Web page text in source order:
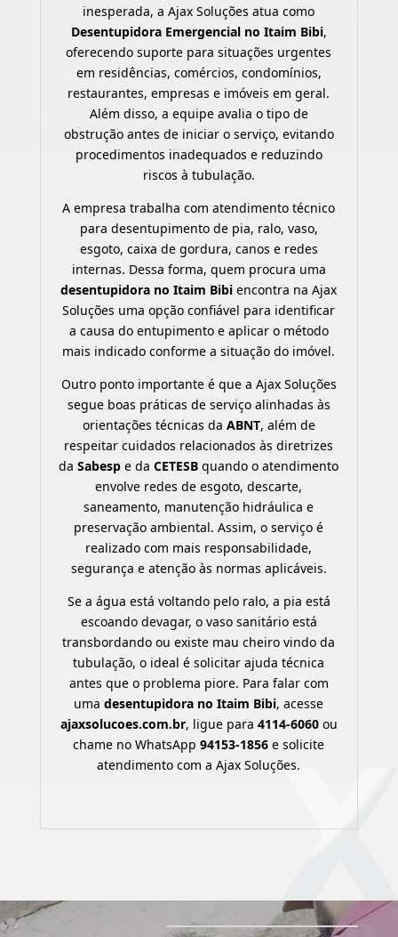
inesperada, a Ajax Soluções atua como
Desentupidora Emergencial no Itaim Bibi,
oferecendo suporte para situações urgentes
em residências, comércios, condomínios,
restaurantes, empresas e imóveis em geral.
Além disso, a equipe avalia o tipo de
obstrução antes de iniciar o serviço, evitando
procedimentos inadequados e reduzindo
riscos à tubulação.
A empresa trabalha com atendimento técnico
para desentupimento de pia, ralo, vaso,
esgoto, caixa de gordura, canos e redes
internas. Dessa forma, quem procura uma
desentupidora no Itaim Bibi encontra na Ajax
Soluções uma opção confiável para identificar
a causa do entupimento e aplicar o método
mais indicado conforme a situação do imóvel.
Outro ponto importante é que a Ajax Soluções
segue boas práticas de serviço alinhadas às
orientações técnicas da ABNT, além de
respeitar cuidados relacionados às diretrizes
daSabesp e daCETESB quando o atendimento
envolve redes de esgoto, descarte,
saneamento, manutenção hidráulica e
preservação ambiental. Assim, o serviço é
realizado com mais responsabilidade,
segurança e atenção às normas aplicáveis.
Se a água está voltando pelo ralo, a pia está
escoando devagar, o vaso sanitário está
transbordando ou existe mau cheiro vindo da
tubulação, o ideal é solicitar ajuda técnica
antes que o problema piore. Para falar com
umadesentupidora no Itaim Bibi, acesse
ajaxsolucoes.com.br, ligue para 4114-6060ou
chame no WhatsApp94153-1856 e solicite
atendimento com a Ajax Soluções.